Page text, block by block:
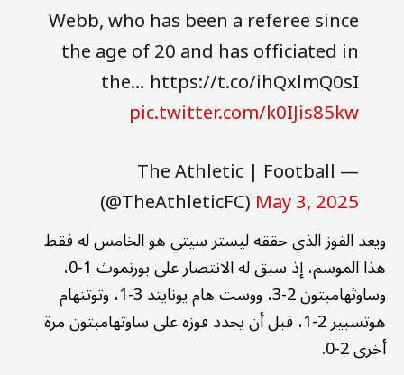
Webb, who has been a referee since
the age of 20 and has officiated in
the… https://t.co/ihQxlmQ0sI
pic.twitter.com/k0IJis85kw
— The Athletic | Football
(@TheAthleticFC)May 3, 2025
ويعد الفوز الذي حققه ليستر سيتي هو الخامس له فقط
هذا الموسم، إذ سبق له الانتصار على بورنموث 1-0،
وساوثهامبتون 2-3، ووست هام يونايتد 3-1، وتوتنهام
هوتسبير 2-1، قبل أن يجدد فوزه على ساوثهامبتون مرة
أخرى 2-0.